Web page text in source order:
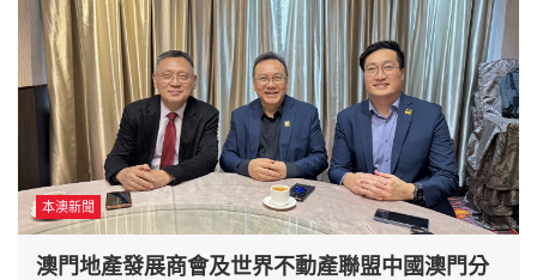
本澳新聞
澳門地產發展商會及世界不動產聯盟中國澳門分